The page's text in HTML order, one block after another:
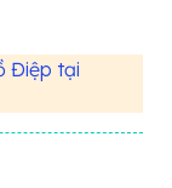
Điệp tại